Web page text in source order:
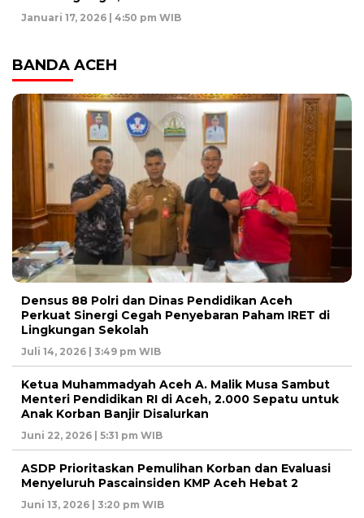
Januari 17, 2026 | 4:50 pm WIB
BANDA ACEH
Densus 88 Polri dan Dinas Pendidikan Aceh
Perkuat Sinergi Cegah Penyebaran Paham IRET di
Lingkungan Sekolah
Juli 14, 2026 | 3:49 pm WIB
Ketua Muhammadyah Aceh A. Malik Musa Sambut
Menteri Pendidikan RI di Aceh, 2.000 Sepatu untuk
Anak Korban Banjir Disalurkan
Juni 22, 2026 | 5:31 pm WIB
ASDP Prioritaskan Pemulihan Korban dan Evaluasi
Menyeluruh Pascainsiden KMP Aceh Hebat 2
Juni 13, 2026 | 3:20 pm WIB